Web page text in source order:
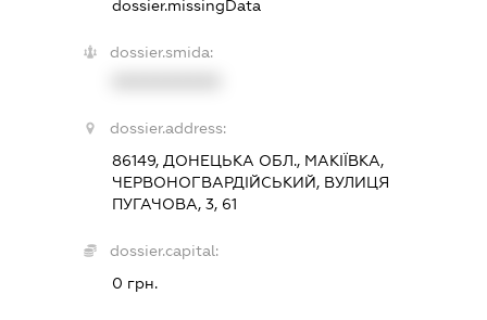
dossier.missingData
dossier.smida:
dossier.address:
86149, ДОНЕЦЬКА ОБЛ., МАКІЇВКА,
ЧЕРВОНОГВАРДІЙСЬКИЙ, ВУЛИЦЯ
ПУГАЧОВА, 3, 61
dossier.capital:
0 грн.